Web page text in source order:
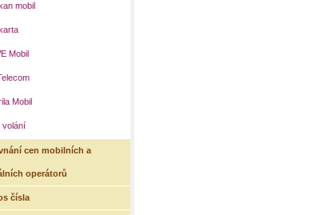
mobil
Mobil
Mobil
volání
cen mobilních a
operátorů
čísla